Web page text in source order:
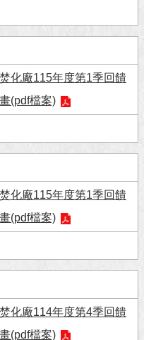
化廠115年度第1季回饋
(pdf檔案)
化廠115年度第1季回饋
(pdf檔案)
化廠114年度第4季回饋
(pdf檔案)